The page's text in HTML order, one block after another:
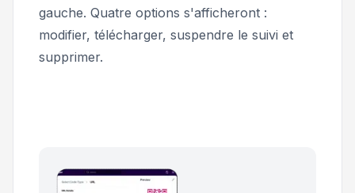
gauche. Quatre options s'afficheront :
modifier, télécharger, suspendre le suivi et
supprimer.